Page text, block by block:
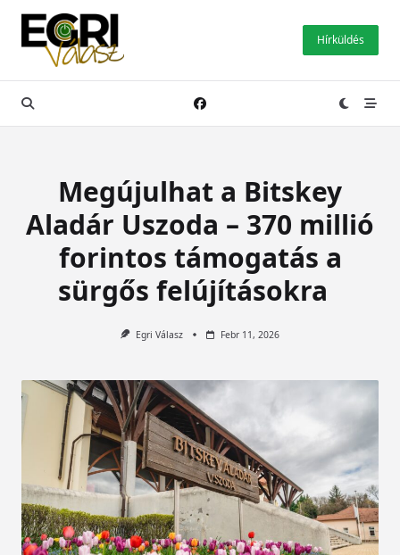
Skip
content
Hírküldés
Megújulhat a Bitskey
Aladár Uszoda – 370 millió
forintos támogatás a
sürgős felújításokra
Egri Válasz Febr 11, 2026